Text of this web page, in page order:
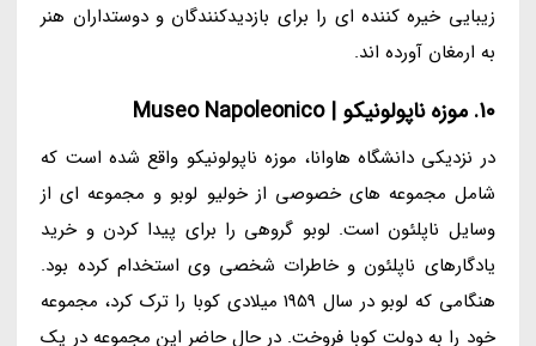
زیبایی خیره کننده ای را برای بازدیدکنندگان و دوستداران هنر
به ارمغان آورده اند.
10. موزه ناپولونیکو | Museo Napoleonico
در نزدیکی دانشگاه هاوانا، موزه ناپولونیکو واقع شده است که
شامل مجموعه های خصوصی از خولیو لوبو و مجموعه ای از
وسایل ناپلئون است. لوبو گروهی را برای پیدا کردن و خرید
یادگارهای ناپلئون و خاطرات شخصی وی استخدام کرده بود.
هنگامی که لوبو در سال 1959 میلادی کوبا را ترک کرد، مجموعه
خود را به دولت کوبا فروخت. در حال حاضر این مجموعه در یک